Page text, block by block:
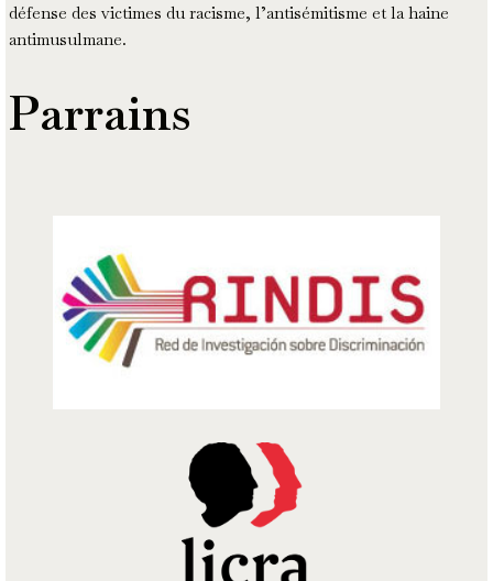
défense des victimes du racisme, l’antisémitisme et la haine
antimusulmane.
Parrains